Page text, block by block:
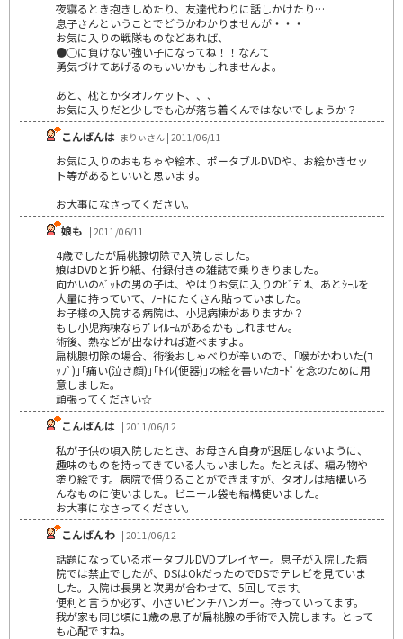
夜寝るとき抱きしめたり、友達代わりに話しかけたり…
息子さんということでどうかわかりませんが・・・
お気に入りの戦隊ものなどあれば、
●○に負けない強い子になってね！！なんて
勇気づけてあげるのもいいかもしれませんよ。
あと、枕とかタオルケット、、、
お気に入りだと少しでも心が落ち着くんではないでしょうか？
こんばんは まりぃさん | 2011/06/11
お気に入りのおもちゃや絵本、ポータブルDVDや、お絵かきセッ
ト等があるといいと思います。
お大事になさってください。
娘も | 2011/06/11
4歳でしたが扁桃腺切除で入院しました。
娘はDVDと折り紙、付録付きの雑誌で乗りきりました。
向かいのﾍﾞｯﾄの男の子は、やはりお気に入りのﾋﾞﾃﾞｵ、あとｼｰﾙを
大量に持っていて、ﾉｰﾄにたくさん貼っていました。
お子様の入院する病院は、小児病棟がありますか？
もし小児病棟ならﾌﾟﾚｲﾙｰﾑがあるかもしれません。
術後、熱などが出なければ遊べますよ。
扁桃腺切除の場合、術後おしゃべりが辛いので、｢喉がかわいた(ｺ
ｯﾌﾟ)｣｢痛い(泣き顔)｣｢ﾄｲﾚ(便器)｣の絵を書いたｶｰﾄﾞを念のために用
意しました。
頑張ってください☆
こんばんは | 2011/06/12
私が子供の頃入院したとき、お母さん自身が退屈しないように、
趣味のものを持ってきている人もいました。たとえば、編み物や
塗り絵です。病院で借りることができますが、タオルは結構いろ
んなものに使いました。ビニール袋も結構使いました。
お大事になさってください。
こんばんわ | 2011/06/12
話題になっているポータブルDVDプレイヤー。息子が入院した病
院では禁止でしたが、DSはOkだったのでDSでテレビを見ていま
した。入院は長男と次男が合わせて、5回してます。
便利と言うか必ず、小さいピンチハンガー。持っていってます。
我が家も同じ頃に1歳の息子が扁桃腺の手術で入院します。とって
も心配ですね。